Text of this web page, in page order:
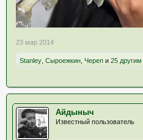
23 мар 2014
Stanley Сыроежкин Череп и 25 другим
Айдыныч
Известный пользователь